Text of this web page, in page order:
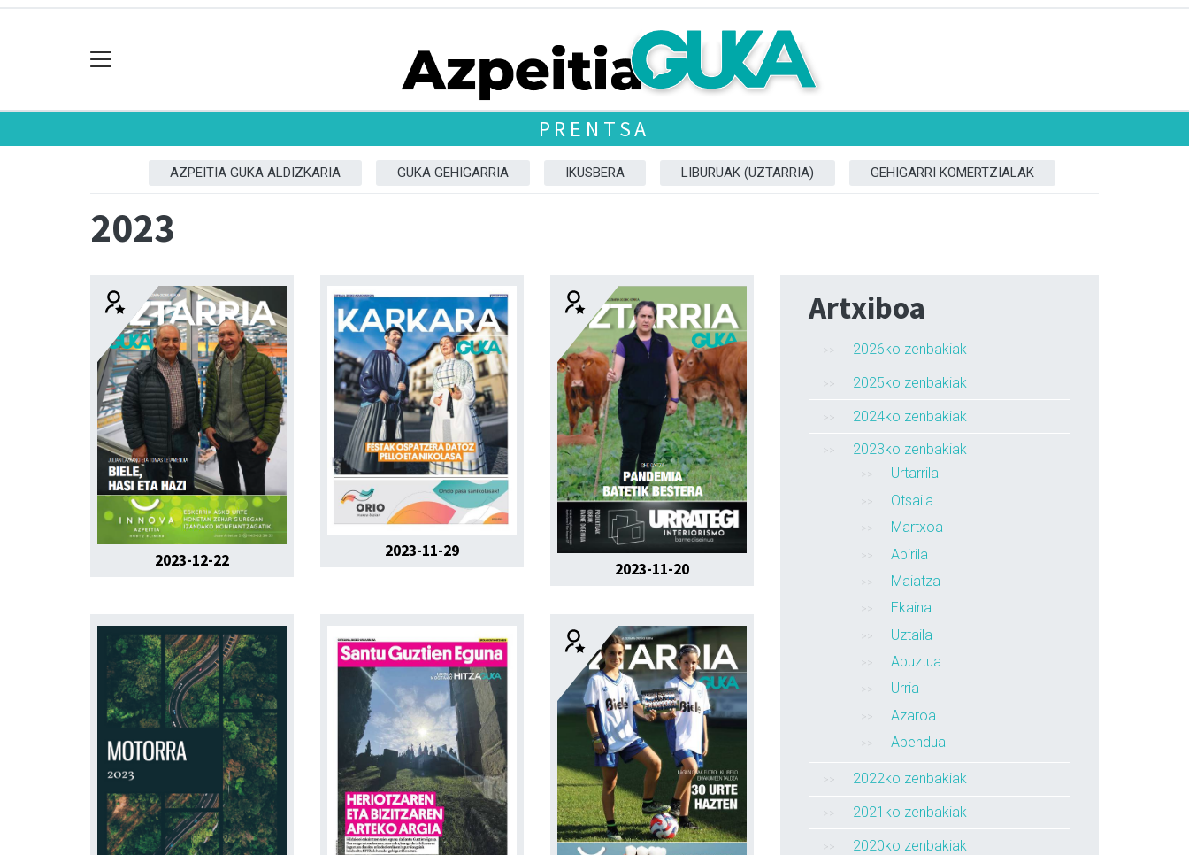
PRENTSA
AZPEITIA GUKA ALDIZKARIA GUKA GEHIGARRIA IKUSBERA LIBURUAK (UZTARRIA) GEHIGARRI KOMERTZIALAK
2023
2023-12-22
2023-11-29
2023-11-20
Artxiboa
2026ko zenbakiak
2025ko zenbakiak
2024ko zenbakiak
2023ko zenbakiak
Urtarrila
Otsaila
Martxoa
Apirila
Maiatza
Ekaina
Uztaila
Abuztua
Urria
Azaroa
Abendua
2022ko zenbakiak
2021ko zenbakiak
2020ko zenbakiak